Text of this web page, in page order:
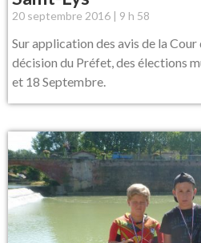
20 septembre 2016 9 h 58
Sur application des avis de la
décision du Préfet, des élections
et 18 Septembre.